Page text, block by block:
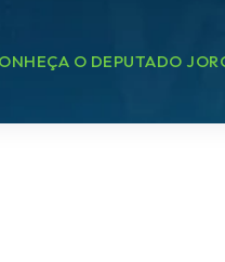
O DEPUTADO